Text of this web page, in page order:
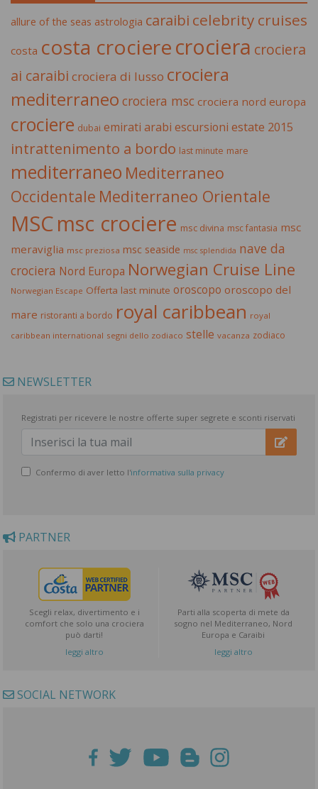
allure of the seas astrologia caraibi celebrity cruises
costa costa crocierecrociera crociera
ai caraibi crociera di lusso crociera
mediterraneo crociera msc crociera nord europa
crociere dubai emirati arabi escursioni estate 2015
intrattenimento a bordo last minute mare
mediterraneo Mediterraneo
Occidentale Mediterraneo Orientale
MSCmsc crociere msc divina msc fantasia msc
meraviglia msc preziosa msc seaside msc splendida nave da
crociera Nord Europa Norwegian Cruise Line
Norwegian Escape Offerta last minute oroscopo oroscopo del
mare ristoranti a bordo royal caribbean royal
caribbean international segni dello zodiaco stelle vacanza zodiaco
NEWSLETTER
Registrati per ricevere le nostre offerte super segrete e sconti riservati
Confermo di aver letto l'informativa sulla privacy
PARTNER
Scegli relax, divertimento e i
comfort che solo una crociera
può darti!
leggi altro
Parti alla scoperta di mete da
sogno nel Mediterraneo, Nord
Europa e Caraibi
leggi altro
SOCIAL NETWORK